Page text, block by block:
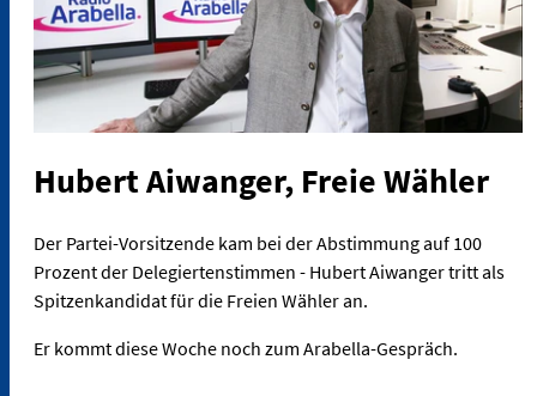
Hubert Aiwanger, Freie Wähler
Der Partei-Vorsitzende kam bei der Abstimmung auf 100
Prozent der Delegiertenstimmen - Hubert Aiwanger tritt als
Spitzenkandidat für die Freien Wähler an.
Er kommt diese Woche noch zum Arabella-Gespräch.